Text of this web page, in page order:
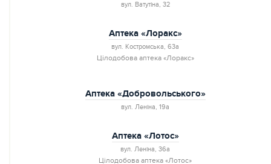
вул. Ватутіна, 32
Аптека «Лоракс»
вул. Костромська, 63а
Цілодобова аптека «Лоракс»
Аптека «Добровольського»
вул. Леніна, 19а
Аптека «Лотос»
вул. Леніна, 36а
Цілодобова аптека «Лотос»